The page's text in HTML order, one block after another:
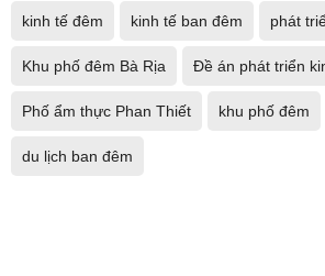
kinh tế đêm kinh tế ban đêm phát
Khu phố đêm Bà Rịa Đề án phát triển
Phố ẩm thực Phan Thiết khu phố đêm
du lịch ban đêm